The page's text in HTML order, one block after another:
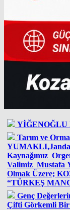
YİĞENOĞLU
Tarım ve
Kaynağımız
Valimiz Mustafa
Olmak Üzere;
“TÜRKEŞ
Genç
Çifti Görkemli